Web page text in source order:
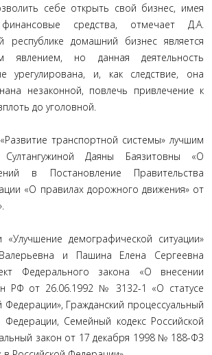
себе открыть свой бизнес, имея
финансовые средства, отмечает Д.А.
домашний бизнес является
явлением, но данная деятельность
урегулирована, и, как следствие, она
незаконной, повлечь привлечение к
до уголовной.
транспортной системы» лучшим
Даяны Баязитовны «О
в Постановление Правительства
«О правилах дорожного движения» от
демографической ситуации»
и Пашина Елена Сергеевна
Федерального закона «О внесении
РФ от 26.06.1992 № 3132-1 «О статусе
Федерации», Гражданский процессуальный
Федерации, Семейный кодекс Российской
закон от 17 декабря 1998 № 188-ФЗ